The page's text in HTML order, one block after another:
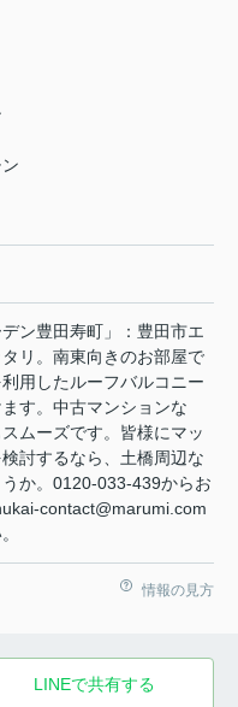
デン豊田寿町」：豊田市エ
リ。南東向きのお部屋で
用したルーフバルコニー
す。中古マンションな
ムーズです。皆様にマッ
討するなら、土橋周辺な
か。0120-033-439からお
contact@marumi.com
情報の見方
LINEで共有する